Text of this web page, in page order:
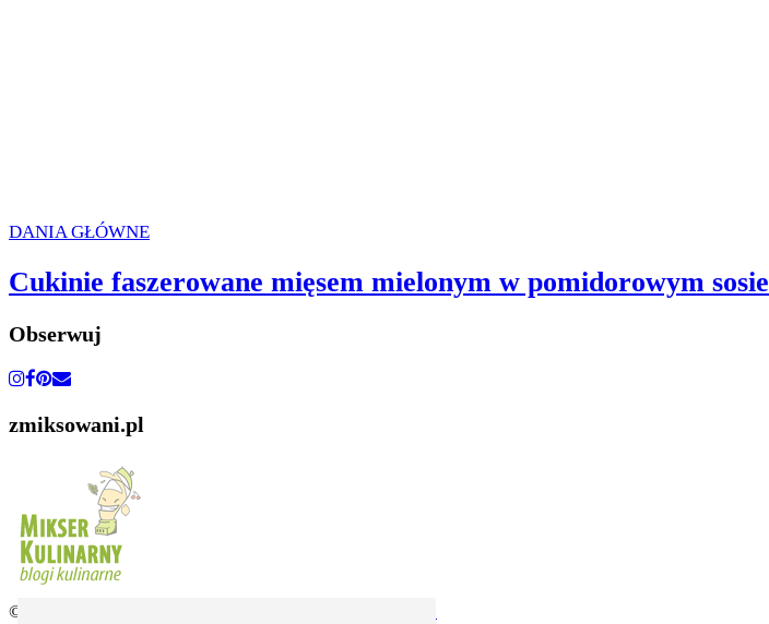
DANIA GŁÓWNE
Cukinie faszerowane mięsem mielonym w pomidorowym sosie
Obserwuj
zmiksowani.pl
© 2026